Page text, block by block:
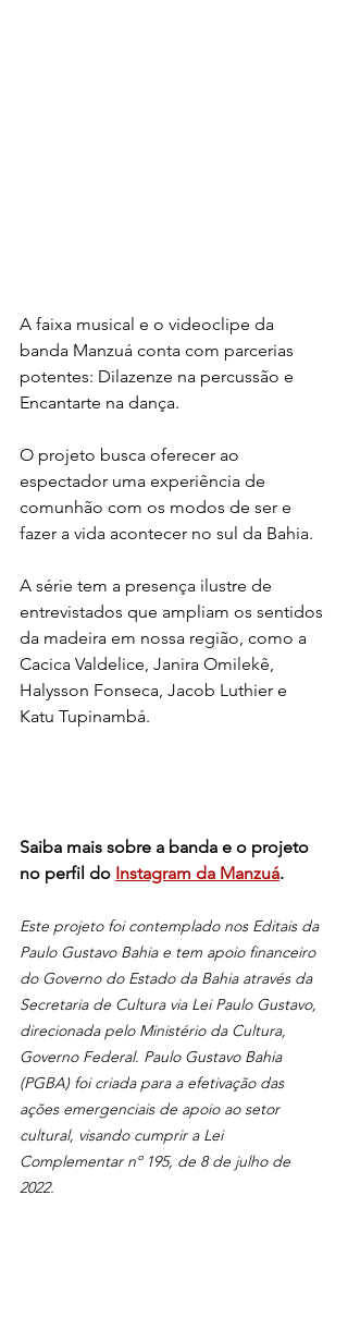
A faixa musical e o videoclipe da
banda Manzuá conta com parcerias
potentes: Dilazenze na percussão e
Encantarte na dança.
O projeto busca oferecer ao
espectador uma experiência de
comunhão com os modos de ser e
fazer a vida acontecer no sul da Bahia.
A série tem a presença ilustre de
entrevistados que ampliam os sentidos
da madeira em nossa região, como a
Cacica Valdelice, Janira Omilekê,
Halysson Fonseca, Jacob Luthier e
Katu Tupinambá.
Saiba mais sobre a banda e o projeto
no perfil do Instagram da Manzuá.
Este projeto foi contemplado nos Editais da
Paulo Gustavo Bahia e tem apoio financeiro
do Governo do Estado da Bahia através da
Secretaria de Cultura via Lei Paulo Gustavo,
direcionada pelo Ministério da Cultura,
Governo Federal. Paulo Gustavo Bahia
(PGBA) foi criada para a efetivação das
ações emergenciais de apoio ao setor
cultural, visando cumprir a Lei
Complementar nº 195, de 8 de julho de
2022.